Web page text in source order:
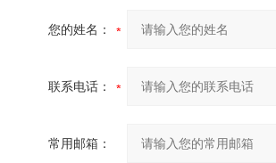
您的姓名：
联系电话：
常用邮箱：